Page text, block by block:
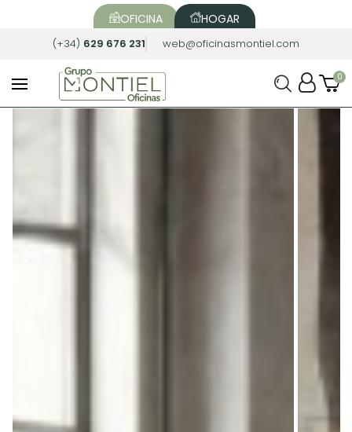
OFICINA HOGAR
(+34) 629 676 231 web@oficinasmontiel.com